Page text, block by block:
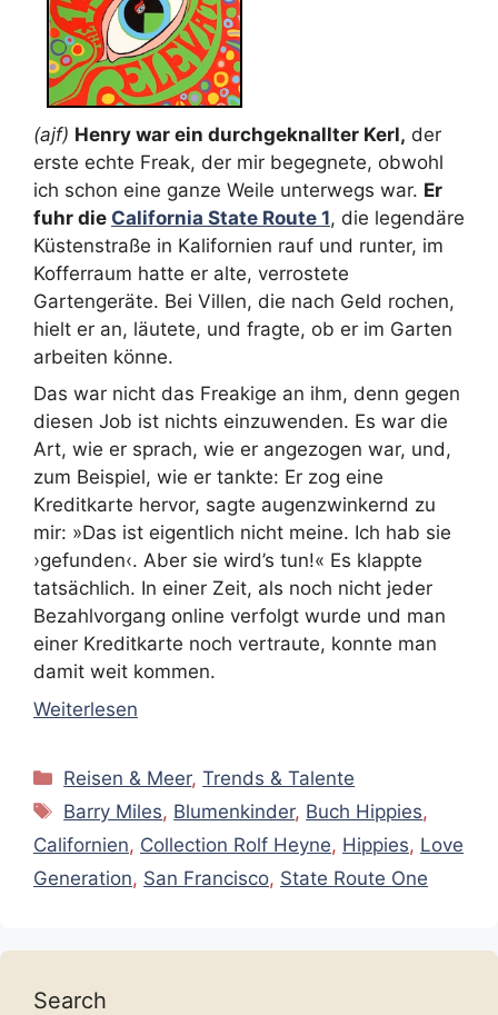
(ajf) Henry war ein durchgeknallter Kerl, der
erste echte Freak, der mir begegnete, obwohl
ich schon eine ganze Weile unterwegs war. Er
fuhr die California State Route 1, die legendäre
Küstenstraße in Kalifornien rauf und runter, im
Kofferraum hatte er alte, verrostete
Gartengeräte. Bei Villen, die nach Geld rochen,
hielt er an, läutete, und fragte, ob er im Garten
arbeiten könne.
Das war nicht das Freakige an ihm, denn gegen
diesen Job ist nichts einzuwenden. Es war die
Art, wie er sprach, wie er angezogen war, und,
zum Beispiel, wie er tankte: Er zog eine
Kreditkarte hervor, sagte augenzwinkernd zu
mir: »Das ist eigentlich nicht meine. Ich hab sie
›gefunden‹. Aber sie wird’s tun!« Es klappte
tatsächlich. In einer Zeit, als noch nicht jeder
Bezahlvorgang online verfolgt wurde und man
einer Kreditkarte noch vertraute, konnte man
damit weit kommen.
Weiterlesen
Kategorien
Reisen & Meer,Trends & Talente
Schlagwörter
Barry Miles, Blumenkinder, Buch Hippies,
Californien, Collection Rolf Heyne, Hippies, Love
Generation, San Francisco, State Route One
Search